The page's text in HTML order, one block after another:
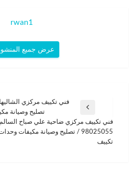
rwan1
عرض جميع
المقالات
المقالة
السابقة
تصليح وصيانة
التالية
فني تكييف مركزي ضاحية علي صباح
98025055 / تصليح وصيانة مكيفات
تكييف